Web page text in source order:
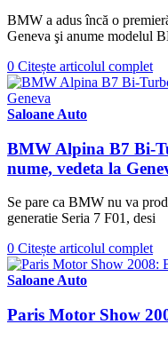
BMW a adus încă o
Geneva şi anume modelul
0 Citește articolul complet
Saloane Auto
BMW Alpina B7 Bi-
nume, vedeta la
Se pare ca BMW nu va
generatie Seria 7 F01, desi
0 Citește articolul complet
Saloane Auto
Paris Motor Show